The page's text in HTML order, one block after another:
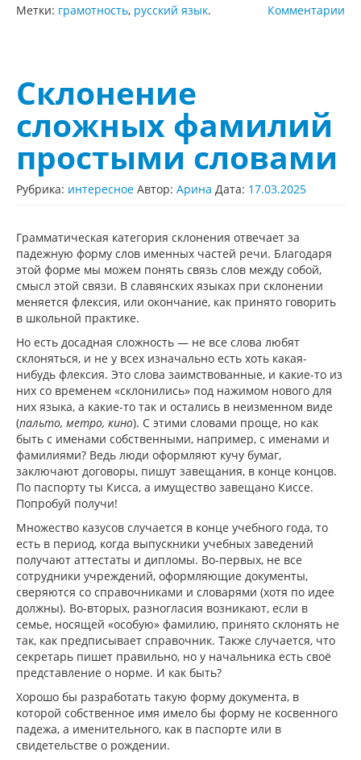
Комментарии
Метки: грамотность, русский язык.
Склонение
сложных фамилий
простыми словами
Рубрика: интересное Автор: Арина Дата: 17.03.2025
Грамматическая категория склонения отвечает за
падежную форму слов именных частей речи. Благодаря
этой форме мы можем понять связь слов между собой,
смысл этой связи. В славянских языках при склонении
меняется флексия, или окончание, как принято говорить
в школьной практике.
Но есть досадная сложность — не все слова любят
склоняться, и не у всех изначально есть хоть какая-
нибудь флексия. Это слова заимствованные, и какие-то из
них со временем «склонились» под нажимом нового для
них языка, а какие-то так и остались в неизменном виде
(пальто, метро, кино). С этими словами проще, но как
быть с именами собственными, например, с именами и
фамилиями? Ведь люди оформляют кучу бумаг,
заключают договоры, пишут завещания, в конце концов.
По паспорту ты Кисса, а имущество завещано Киссе.
Попробуй получи!
Множество казусов случается в конце учебного года, то
есть в период, когда выпускники учебных заведений
получают аттестаты и дипломы. Во-первых, не все
сотрудники учреждений, оформляющие документы,
сверяются со справочниками и словарями (хотя по идее
должны). Во-вторых, разногласия возникают, если в
семье, носящей «особую» фамилию, принято склонять не
так, как предписывает справочник. Также случается, что
секретарь пишет правильно, но у начальника есть своё
представление о норме. И как быть?
Хорошо бы разработать такую форму документа, в
которой собственное имя имело бы форму не косвенного
падежа, а именительного, как в паспорте или в
свидетельстве о рождении.